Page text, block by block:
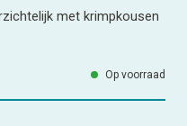
met krimpkousen
Op voorraad